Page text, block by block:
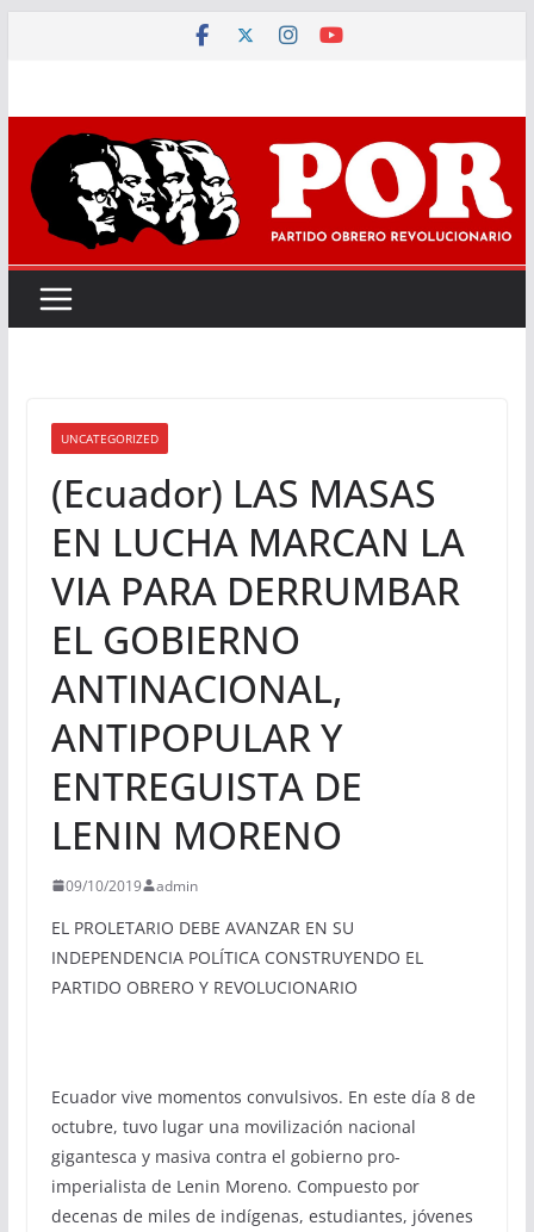
UNCATEGORIZED
(Ecuador) LAS MASAS
EN LUCHA MARCAN LA
VIA PARA DERRUMBAR
EL GOBIERNO
ANTINACIONAL,
ANTIPOPULAR Y
ENTREGUISTA DE
LENIN MORENO
09/10/2019 admin
EL PROLETARIO DEBE AVANZAR EN SU
INDEPENDENCIA POLÍTICA CONSTRUYENDO EL
PARTIDO OBRERO Y REVOLUCIONARIO
Ecuador vive momentos convulsivos. En este día 8 de
octubre, tuvo lugar una movilización nacional
gigantesca y masiva contra el gobierno pro-
imperialista de Lenin Moreno. Compuesto por
decenas de miles de indígenas, estudiantes, jóvenes